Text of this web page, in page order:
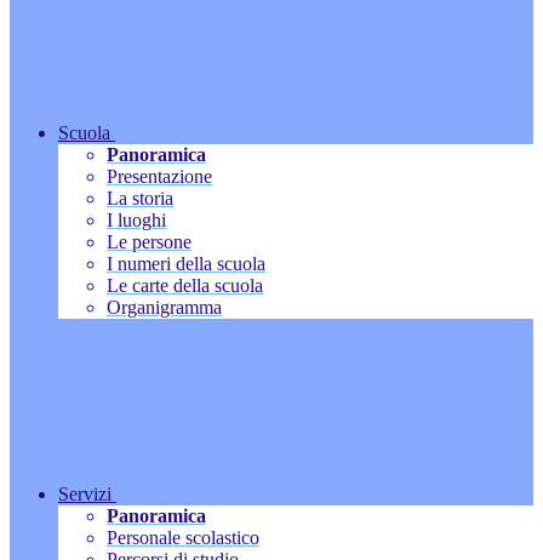
Scuola
Panoramica
Presentazione
La storia
I luoghi
Le persone
I numeri della scuola
Le carte della scuola
Organigramma
Servizi
Panoramica
Personale scolastico